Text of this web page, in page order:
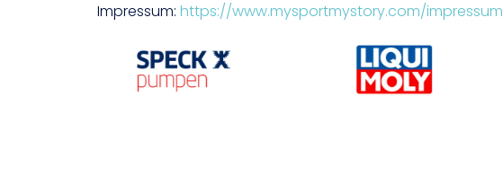
Impressum: https://www.mysportmystory.com/impressum